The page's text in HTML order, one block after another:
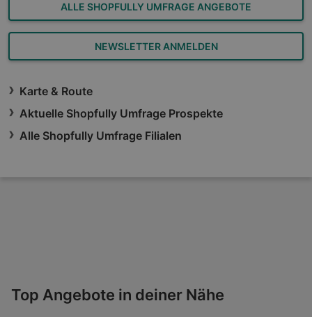
ALLE SHOPFULLY UMFRAGE ANGEBOTE
NEWSLETTER ANMELDEN
Karte & Route
Aktuelle Shopfully Umfrage Prospekte
Alle Shopfully Umfrage Filialen
Top Angebote in deiner Nähe